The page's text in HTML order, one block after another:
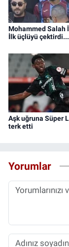
Mohammed Salah
İlk üçlüyü çektirdi...
Aşk uğruna Süper
terk etti
Yorumlar